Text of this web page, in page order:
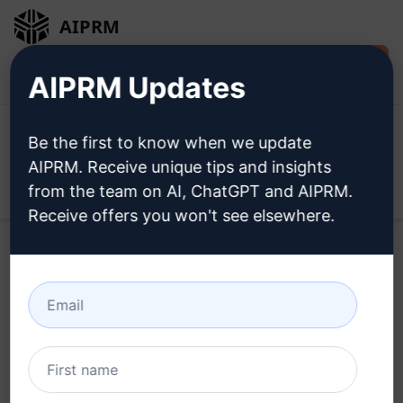
AIPRM
gratuitamente
Provate questo
Prompt di
Claudeadesso
AIPRM Updates
Be the first to know when we update
AIPRM. Receive unique tips and insights
from the team on AI, ChatGPT and AIPRM.
Receive offers you won't see elsewhere.